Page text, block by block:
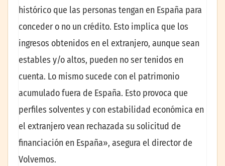
histórico que las personas tengan en España para
conceder o no un crédito. Esto implica que los
ingresos obtenidos en el extranjero, aunque sean
estables y/o altos, pueden no ser tenidos en
cuenta. Lo mismo sucede con el patrimonio
acumulado fuera de España. Esto provoca que
perfiles solventes y con estabilidad económica en
el extranjero vean rechazada su solicitud de
financiación en España», asegura el director de
Volvemos.